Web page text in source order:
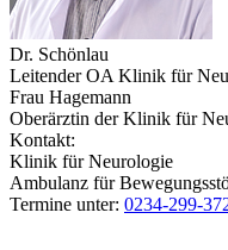
Dr. Schönlau
Leitender OA Klinik für
Frau Hagemann
Oberärztin der Klinik für
Kontakt:
Klinik für Neurologie
Ambulanz für
Termine unter: 0234-299-